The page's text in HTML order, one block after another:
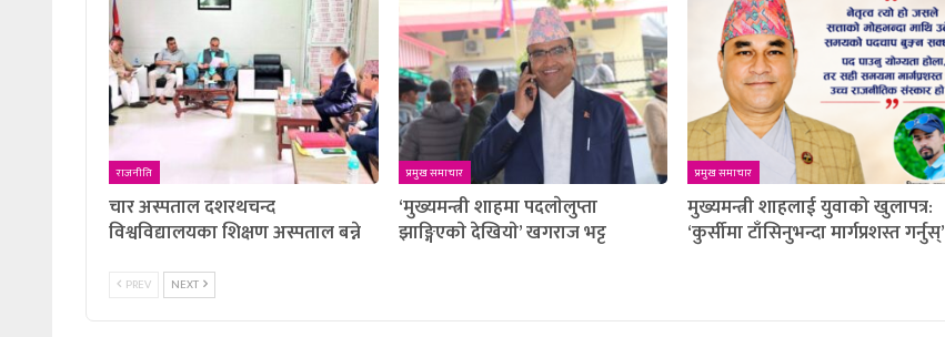
राजनीति
चार अस्पताल दशरथचन्द
विश्वविद्यालयका शिक्षण अस्पताल बन्ने
प्रमुख समाचार
‘मुख्यमन्त्री शाहमा पदलाेलुप्ता
झाङ्गिएकाे देखियाे’ खगराज भट्ट
प्रमुख समाचार
मुख्यमन्त्री शाहलाई युवाको खुलापत्र:
‘कुर्सीमा टाँसिनुभन्दा मार्गप्रशस्त गर्नुस्’
PREV NEXT